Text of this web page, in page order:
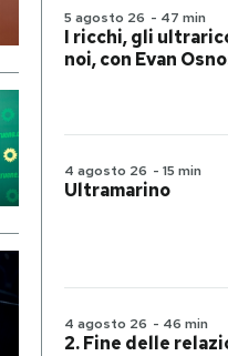
5 agosto 26 - 47 min
I ricchi, gli
noi, con Evan
4 agosto 26 - 15 min
Ultramarino
4 agosto 26 - 46 min
2. Fine delle